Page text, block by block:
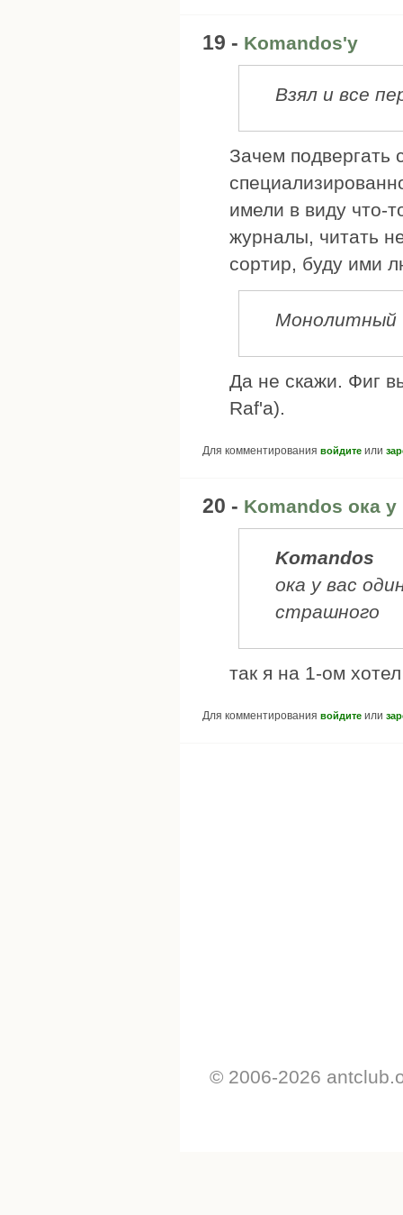
19 - Komandos'у
Взял и все
Зачем подвергать
имели в виду что-
журналы, читать
сортир, буду ими
Монолитный
Да не скажи. Фиг
Raf'а).
Для комментирования войдите или
20 - Komandos ока
Komandos
ока у вас
страшного
так я на 1-ом
Для комментирования войдите или
© 2006-2026